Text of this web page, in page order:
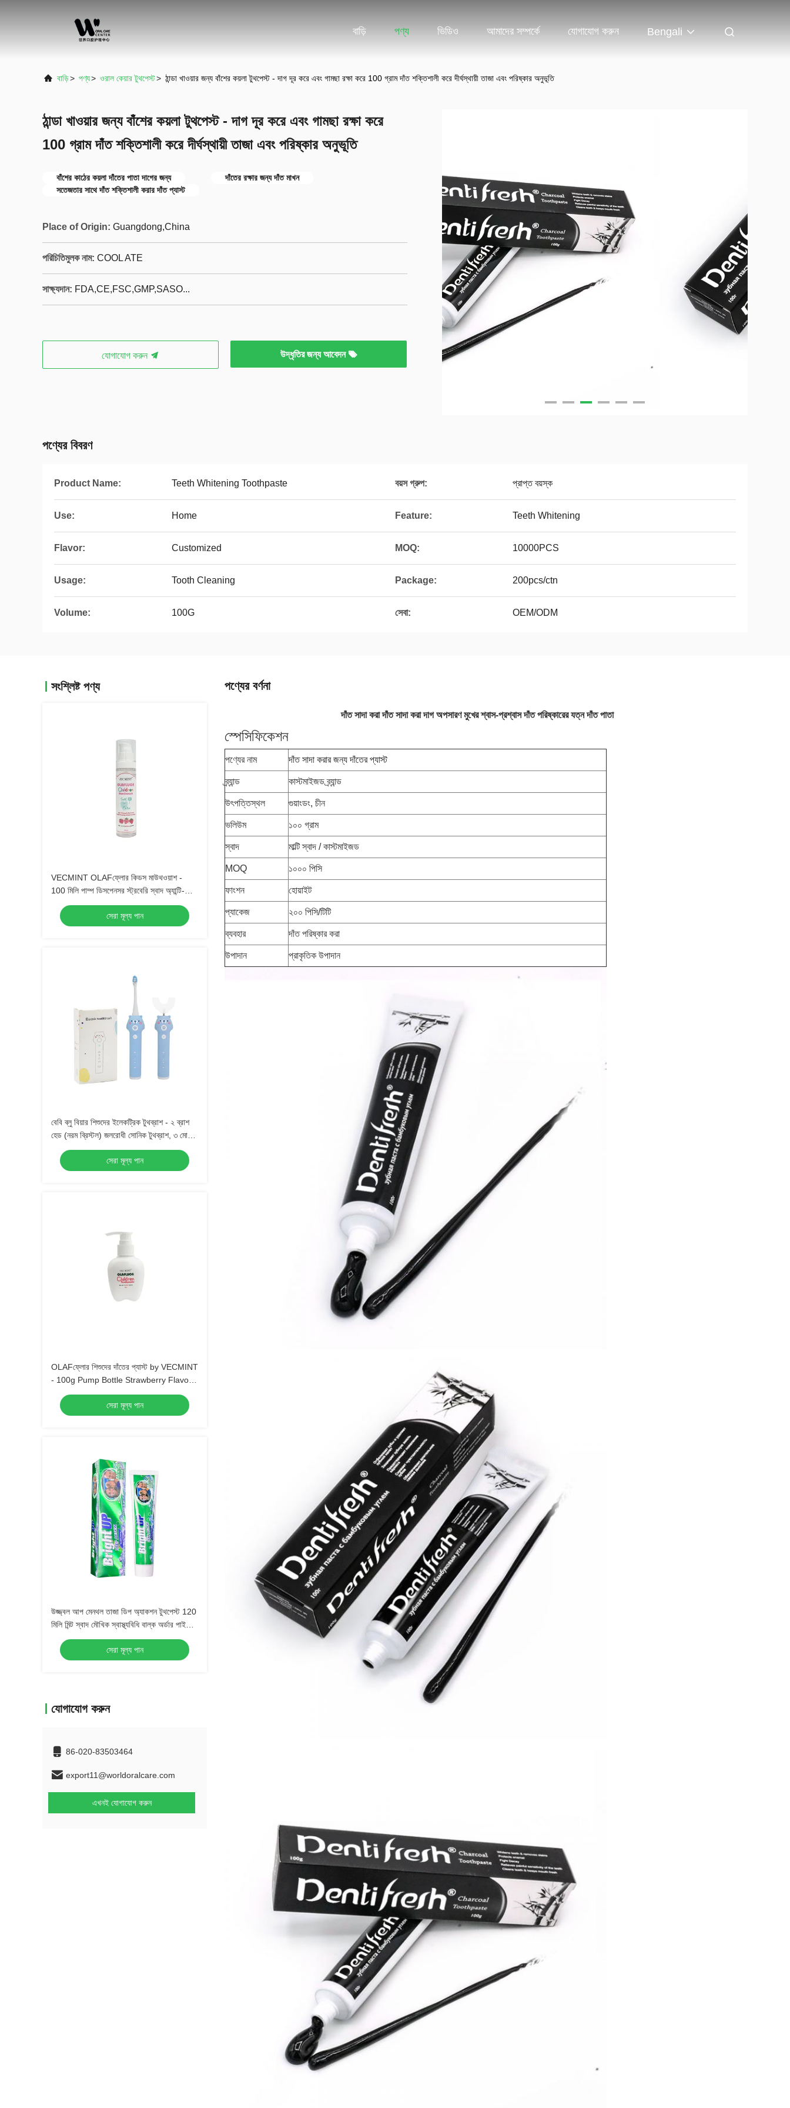
বাড়ি পণ্য ভিডিও আমাদের সম্পর্কে যোগাযোগ করুন Bengali
বাড়ি> পণ্য> ওরাল কেয়ার টুথপেস্ট> ঠান্ডা খাওয়ার জন্য বাঁশের কয়লা টুথপেস্ট - দাগ দূর করে এবং গামছা রক্ষা করে 100 গ্রাম দাঁত শক্তিশালী করে দীর্ঘস্থায়ী তাজা এবং পরিষ্কার অনুভূতি
ঠান্ডা খাওয়ার জন্য বাঁশের কয়লা টুথপেস্ট - দাগ দূর করে এবং গামছা রক্ষা করে
100 গ্রাম দাঁত শক্তিশালী করে দীর্ঘস্থায়ী তাজা এবং পরিষ্কার অনুভূতি
বাঁশের কাঠের কয়লা দাঁতের পাতা দাগের জন্য
দাঁতের রক্ষার জন্য দাঁত মাখন
সতেজতার সাথে দাঁত শক্তিশালী করার দাঁত প্যাস্ট
Place of Origin: Guangdong,China
পরিচিতিমুলক নাম: COOL ATE
সাক্ষ্যদান: FDA,CE,FSC,GMP,SASO...
যোগাযোগ করুন উদ্ধৃতির জন্য আবেদন
পণ্যের বিবরণ
Product Name: Teeth Whitening Toothpaste বয়স গ্রুপ: প্রাপ্ত বয়স্ক
Use: Home Feature: Teeth Whitening
Flavor: Customized MOQ: 10000PCS
Usage: Tooth Cleaning Package: 200pcs/ctn
Volume: 100G সেবা: OEM/ODM
সংশ্লিষ্ট পণ্য
VECMINT OLAFফ্লোর কিডস মাউথওয়াশ -
100 মিলি পাম্প ডিসপেনসর স্ট্রবেরি স্বাদ অ্যান্টি-
ক্যাভিটি চিনি ডিফেন্স গলতে নিরাপদ মৌখিক যত্ন(
সেরা মূল্য পান
বেবি ব্লু বিয়ার শিশুদের ইলেকট্রিক টুথব্রাশ - ২ ব্রাশ
হেড (নরম ব্রিস্টল) জলরোধী সোনিক টুথব্রাশ, ৩ মোড
সহ, ৩-১৫ বছর বয়সী শিশুদের জন্য ওরাল কেয়ার কিট
সেরা মূল্য পান
OLAFফ্লোর শিশুদের দাঁতের প্যাস্ট by VECMINT
- 100g Pump Bottle Strawberry Flavor
নিরাপদ মৌখিক যত্ন দাঁতের প্যাস্ট for Kids
সেরা মূল্য পান
উজ্জ্বল আপ মেনথল তাজা ডিপ অ্যাকশন টুথপেস্ট 120
মিলি মিন্ট স্বাদ মৌখিক স্বাস্থ্যবিধি বাল্ক অর্ডার পাইকারি
দাঁতের যত্ন পণ্য
সেরা মূল্য পান
যোগাযোগ করুন
86-020-83503464
export11@worldoralcare.com
এখনই যোগাযোগ করুন
পণ্যের বর্ণনা
দাঁত সাদা করা দাঁত সাদা করা দাগ অপসারণ মুখের শ্বাস-প্রশ্বাস দাঁত পরিষ্কারের যত্ন দাঁত পাতা
স্পেসিফিকেশন
পণ্যের নাম দাঁত সাদা করার জন্য দাঁতের প্যাস্ট
ব্র্যান্ড কাস্টমাইজড ব্র্যান্ড
উৎপত্তিস্থল গুয়াংডং, চীন
ভলিউম ১০০ গ্রাম
স্বাদ মাল্টি স্বাদ / কাস্টমাইজড
MOQ ১০০০ পিসি
ফাংশন হোয়াইট
প্যাকেজ ২০০ পিসি/টিটি
ব্যবহার দাঁত পরিষ্কার করা
উপাদান প্রাকৃতিক উপাদান